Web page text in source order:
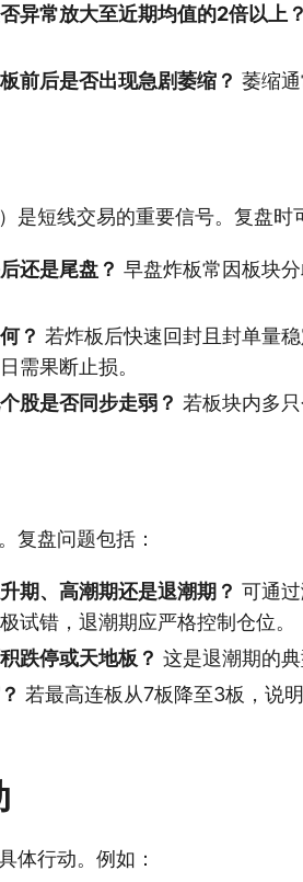
异常放大至近期均值的2倍以上？
前后是否出现急剧萎缩？ 萎缩
是短线交易的重要信号。复盘时
还是尾盘？ 早盘炸板常因板块
？ 若炸板后快速回封且封单量
需果断止损。
股是否同步走弱？ 若板块内多
复盘问题包括：
期、高潮期还是退潮期？ 可通
试错，退潮期应严格控制仓位。
跌停或天地板？ 这是退潮期的
若最高连板从7板降至3板，说
体行动。例如：